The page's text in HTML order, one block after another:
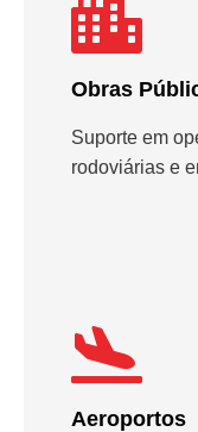
Obras
Suporte em
rodoviárias e
Aeroportos